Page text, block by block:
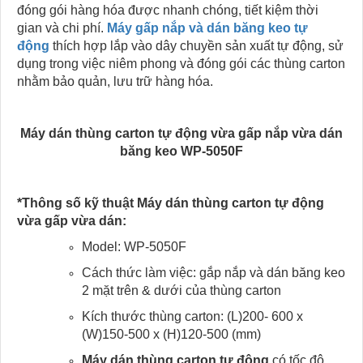
đóng gói hàng hóa được nhanh chóng, tiết kiệm thời
gian và chi phí. Máy gấp nắp và dán băng keo tự
động thích hợp lắp vào dây chuyền sản xuất tự động, sử
dụng trong việc niêm phong và đóng gói các thùng carton
nhằm bảo quản, lưu trữ hàng hóa.
Máy dán thùng carton tự động vừa gấp nắp vừa dán
băng keo WP-5050F
*Thông số kỹ thuật Máy dán thùng carton tự động
vừa gấp vừa dán:
Model: WP-5050F
Cách thức làm việc: gắp nắp và dán băng keo
2 mặt trên & dưới của thùng carton
Kích thước thùng carton: (L)200- 600 x
(W)150-500 x (H)120-500 (mm)
Máy dán thùng carton tự động có tốc độ